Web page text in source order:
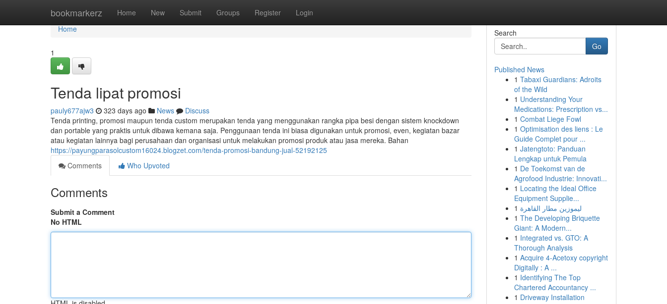
bookmarkerz Home New Submit Groups Register Login
Home
Home
1
Tenda lipat promosi
pauly677ajw3 323 days ago News
Discuss
Tenda printing, promosi maupun tenda custom merupakan tenda yang menggunakan rangka pipa besi dengan sistem knockdown
dan portable yang praktis untuk dibawa kemana saja. Penggunaan tenda ini biasa digunakan untuk promosi, even, kegiatan bazar
atau kegiatan lainnya bagi perusahaan dan organisasi untuk melakukan promosi produk atau jasa mereka. Bahan
https://payungparasolcustom16024.blogzet.com/tenda-promosi-bandung-jual-52192125
Comments
Who Upvoted
Comments
Submit a Comment
No HTML
Search
Go
Published News
1 Tabaxi Guardians: Adroits
of the Wild
1 Understanding Your
Medications: Prescription vs...
1 Combat Liege Fowl
1 Optimisation des liens : Le
Guide Complet pour ...
1 Jatengtoto: Panduan
Lengkap untuk Pemula
1 De Toekomst van de
Agrofood Industrie: Innovati...
1 Locating the Ideal Office
Equipment Supplie...
1 ليموزين مطار القاهرة
1 The Developing Briquette
Giant: A Modern...
1 Integrated vs. GTO: A
Thorough Analysis
1 Acquire 4-Acetoxy copyright
Digitally : A ...
1 Identifying The Top
Chartered Accountancy ...
1 Driveway Installation